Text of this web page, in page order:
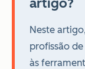
artigo?
Neste
profissão
às